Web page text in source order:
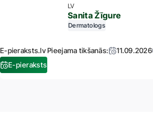
LV
Sanita Žīgure
Dermatologs
E-pieraksts.lv Pieejama tikšanās: 11.09.2026
E-pieraksts